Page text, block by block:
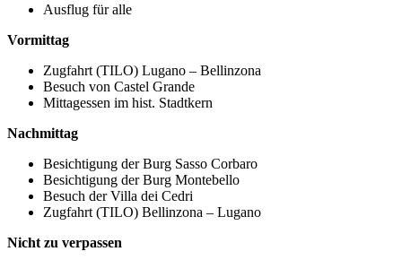
Ausflug für alle
Vormittag
Zugfahrt (TILO) Lugano – Bellinzona
Besuch von Castel Grande
Mittagessen im hist. Stadtkern
Nachmittag
Besichtigung der Burg Sasso Corbaro
Besichtigung der Burg Montebello
Besuch der Villa dei Cedri
Zugfahrt (TILO) Bellinzona – Lugano
Nicht zu verpassen